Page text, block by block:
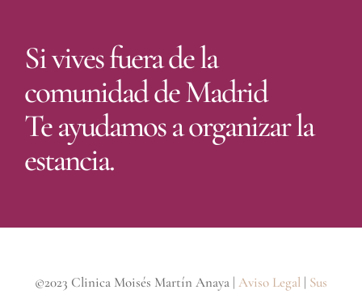
Si vives fuera de la
comunidad de Madrid
Te ayudamos a organizar la
estancia.
©2023 Clinica Moisés Martín Anaya | Aviso Legal | Sus